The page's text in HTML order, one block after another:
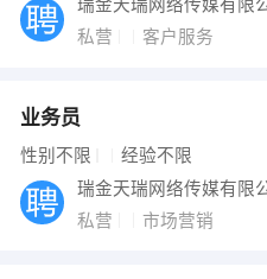
瑞金天瑞网络传媒有限
私营
客户服务
业务员
性别不限 经验不限
瑞金天瑞网络传媒有限
私营
市场营销